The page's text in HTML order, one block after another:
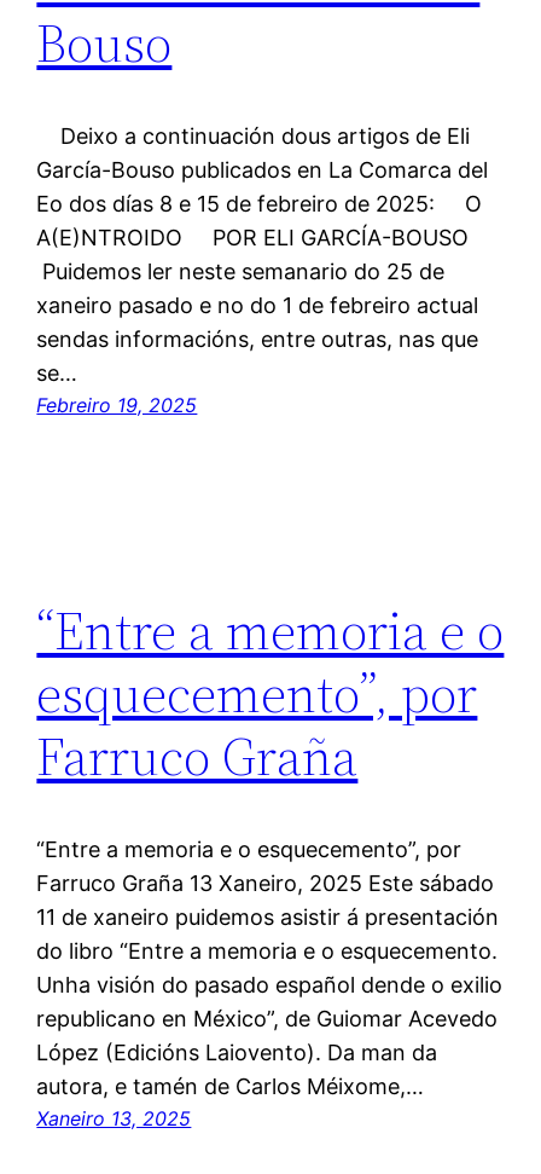
Bouso
Deixo a continuación dous artigos de Eli
García-Bouso publicados en La Comarca del
Eo dos días 8 e 15 de febreiro de 2025: O
A(E)NTROIDO POR ELI GARCÍA-BOUSO
Puidemos ler neste semanario do 25 de
xaneiro pasado e no do 1 de febreiro actual
sendas informacións, entre outras, nas que
se…
Febreiro 19, 2025
“Entre a memoria e o
esquecemento”, por
Farruco Graña
“Entre a memoria e o esquecemento”, por
Farruco Graña 13 Xaneiro, 2025 Este sábado
11 de xaneiro puidemos asistir á presentación
do libro “Entre a memoria e o esquecemento.
Unha visión do pasado español dende o exilio
republicano en México”, de Guiomar Acevedo
López (Edicións Laiovento). Da man da
autora, e tamén de Carlos Méixome,…
Xaneiro 13, 2025